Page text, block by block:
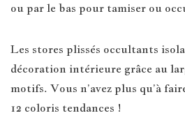
ou par le bas pour tamiser ou
Les stores plissés occultants
décoration intérieure grâce au
motifs. Vous n’avez plus qu’à
12 coloris tendances !